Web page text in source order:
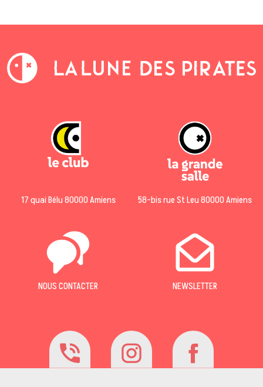
17 quai Bélu 80000 Amiens 58-bis rue St Leu 80000 Amiens
NOUS CONTACTER NEWSLETTER